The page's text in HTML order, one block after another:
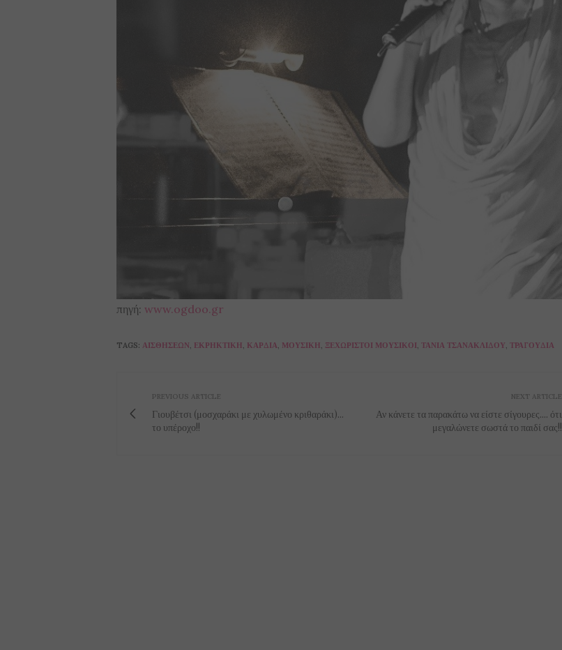
πηγή: www.ogdoo.gr
TAGS: ΑΙΣΘΉΣΕΩΝ, ΕΚΡΗΚΤΙΚΉ, ΚΑΡΔΙΆ, ΜΟΥΣΙΚΉ, ΞΕΧΩΡΙΣΤΟΊ ΜΟΥΣΙΚΟΊ, ΤΆΝΙΑ ΤΣΑΝΑΚΛΊΔΟΥ, ΤΡΑΓΟΎΔΙΑ
PREVIOUS ARTICLE
Γιουβέτσι (μοσχαράκι με χυλωμένο κριθαράκι)...
το υπέροχο!!
NEXT ARTICLE
Αν κάνετε τα παρακάτω να είστε σίγουρες.... ότι
μεγαλώνετε σωστά το παιδί σας!!